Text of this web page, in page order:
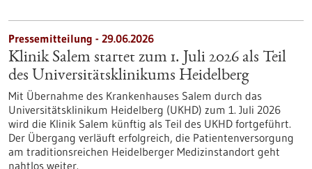
Pressemitteilung - 29.06.2026
Klinik Salem startet zum 1. Juli 2026 als Teil
des Universitätsklinikums Heidelberg
Mit Übernahme des Krankenhauses Salem durch das
Universitätsklinikum Heidelberg (UKHD) zum 1. Juli 2026
wird die Klinik Salem künftig als Teil des UKHD fortgeführt.
Der Übergang verläuft erfolgreich, die Patientenversorgung
am traditionsreichen Heidelberger Medizinstandort geht
nahtlos weiter.